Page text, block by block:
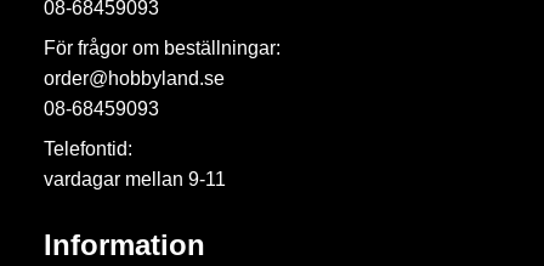
08-68459093
För frågor om beställningar:
order@hobbyland.se
08-68459093
Telefontid:
vardagar mellan 9-11
Information